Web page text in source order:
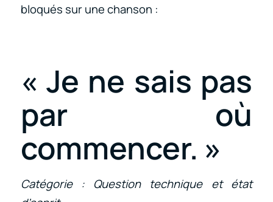
bloqués sur une chanson :
« Je ne sais pas
par où
commencer. »
Catégorie : Question technique et état